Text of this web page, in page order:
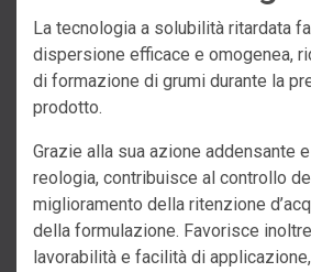
La tecnologia a solubilità ritardata
dispersione efficace e omogenea,
di formazione di grumi durante la
prodotto.
Grazie alla sua azione addensante
reologia, contribuisce al controllo
miglioramento della ritenzione
della formulazione. Favorisce
lavorabilità e facilità di